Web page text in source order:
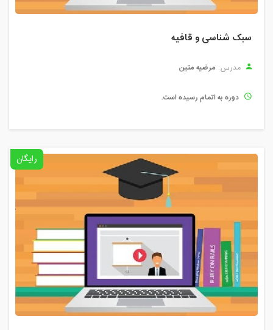
سبک شناسی و قافیه
مدرس: مرضیه متین
دوره به اتمام رسیده است.
رایگان